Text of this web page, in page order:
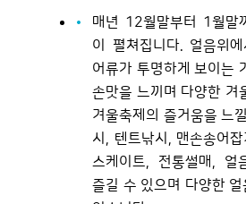
매년 12월말부터 1월말
이 펼쳐집니다. 얼음위
어류가 투명하게 보이는
손맛을 느끼며 다양한 겨
겨울축제의 즐거움을 느
시, 텐트낚시, 맨손송어잡
스케이트, 전통썰매, 얼
즐길 수 있으며 다양한 얼